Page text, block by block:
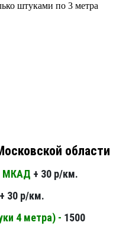
штуками по 3 метра
области
МКАД + 30 р/км.
+ 30 р/км.
4 метра) - 1500